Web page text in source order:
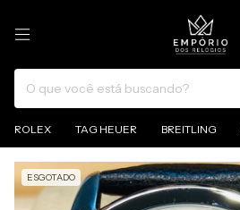
ROLEX TAG HEUER BREITLING
ESGOTADO